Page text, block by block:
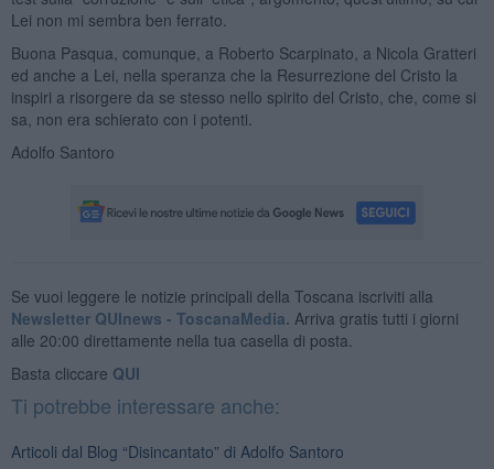
Lei non mi sembra ben ferrato.
Buona Pasqua, comunque, a Roberto Scarpinato, a Nicola Gratteri
ed anche a Lei, nella speranza che la Resurrezione del Cristo la
inspiri a risorgere da se stesso nello spirito del Cristo, che, come si
sa, non era schierato con i potenti.
Adolfo Santoro
Se vuoi leggere le notizie principali della Toscana iscriviti alla
Newsletter QUInews - ToscanaMedia. Arriva gratis tutti i giorni
alle 20:00 direttamente nella tua casella di posta.
Basta cliccare QUI
Ti potrebbe interessare anche:
Articoli dal Blog “Disincantato” di Adolfo Santoro